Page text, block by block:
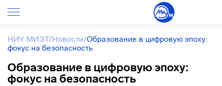
НИУ МИЭТ/Новости/Образование в цифровую эпоху:
фокус на безопасность
Образование в цифровую эпоху:
фокус на безопасность